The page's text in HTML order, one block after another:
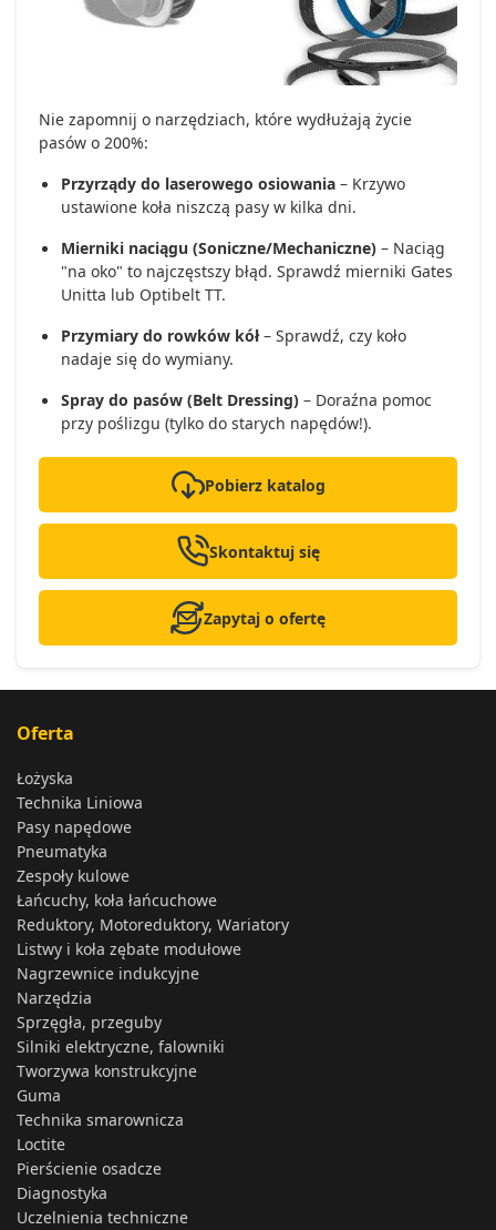
Nie zapomnij o narzędziach, które wydłużają życie
pasów o 200%:
Przyrządy do laserowego osiowania – Krzywo
ustawione koła niszczą pasy w kilka dni.
Mierniki naciągu (Soniczne/Mechaniczne) – Naciąg
"na oko" to najczęstszy błąd. Sprawdź mierniki Gates
Unitta lub Optibelt TT.
Przymiary do rowków kół– Sprawdź, czy koło
nadaje się do wymiany.
Spray do pasów (Belt Dressing) – Doraźna pomoc
przy poślizgu (tylko do starych napędów!).
Pobierz katalog
Skontaktuj się
Zapytaj o ofertę
Oferta
Łożyska
Technika Liniowa
Pasy napędowe
Pneumatyka
Zespoły kulowe
Łańcuchy, koła łańcuchowe
Reduktory, Motoreduktory, Wariatory
Listwy i koła zębate modułowe
Nagrzewnice indukcyjne
Narzędzia
Sprzęgła, przeguby
Silniki elektryczne, falowniki
Tworzywa konstrukcyjne
Guma
Technika smarownicza
Loctite
Pierścienie osadcze
Diagnostyka
Uczelnienia techniczne